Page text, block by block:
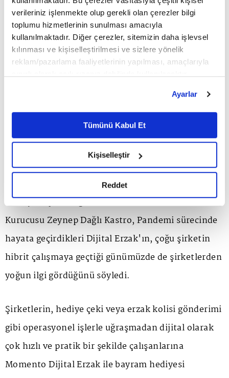
verileriniz işlenmekte olup gerekli olan çerezler bilgi
toplumu hizmetlerinin sunulması amacıyla
kullanılmaktadır. Diğer çerezler, sitemizin daha işlevsel
kılınması ve kişiselleştirilmesi ve sizlere yönelik
reklam/pazarlama faaliyetlerinin yapılması, amaçlarıyla
belirleyebilirsiniz. Çerezlere ilişkin detaylı bilgi için
Ayarlar butonuna tıklayabilir,Çerez Bilgilendirme
Metnimizi ziyaret edebilirsiniz.
6698 sayılı Kişisel Verilerin Korunması Kanunu uyarınca
okumak ve sitemizi ziyaretiniz kapsamında
gerçekleştirilen veri işleme faaliyetleri ile ilgili daha
detaylı bilgi almak için lütfentıklayınız.
Ayarlar
Tümünü Kabul Et
Kişiselleştir
Reddet
şirketi Momento'nun verilerine göre, çalışanların
ihtiyaçlarına yönelik dilediği ürünü almasına
imkân sunan Momento Dijital Erzak'a talep Kurban
Bayramı öncesinde geçen yılın aynı dönemine
kıyasla yüzde 89 arttı. Söz konusu dönemde
şirketlerin Kurban Bayramı hediyeleri için
ayırdıkları toplam bütçe de yaklaşık 2 katına çıktı.
DİLEDİĞİN ÜRÜNÜ DİLEDİĞİN ZAMAN ALMAK
MÜMKÜN
Konuya ilişkin değerlendirmede bulunan Momento
Kurucusu Zeynep Dağlı Kastro, Pandemi sürecinde
hayata geçirdikleri Dijital Erzak'ın, çoğu şirketin
hibrit çalışmaya geçtiği günümüzde de şirketlerden
yoğun ilgi gördüğünü söyledi.
Şirketlerin, hediye çeki veya erzak kolisi gönderimi
gibi operasyonel işlerle uğraşmadan dijital olarak
çok hızlı ve pratik bir şekilde çalışanlarına
Momento Dijital Erzak ile bayram hediyesi